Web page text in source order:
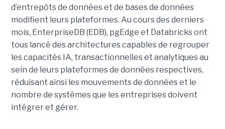
d’entrepôts de données et de bases de données
modifient leurs plateformes. Au cours des derniers
mois, EnterpriseDB (EDB), pgEdge et Databricks ont
tous lancé des architectures capables de regrouper
les capacités IA, transactionnelles et analytiques au
sein de leurs plateformes de données respectives,
réduisant ainsi les mouvements de données et le
nombre de systèmes que les entreprises doivent
intégrer et gérer.